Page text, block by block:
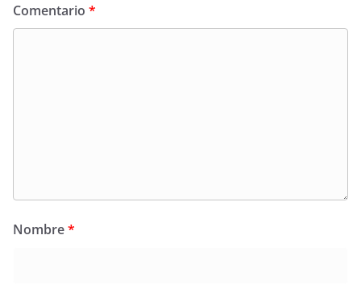
Comentario *
Nombre*